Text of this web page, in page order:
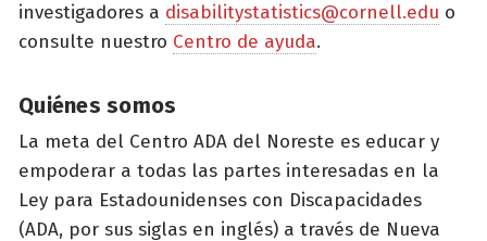
investigadores a disabilitystatistics@cornell.edu o
consulte nuestro Centro de ayuda.
Quiénes somos
La meta del Centro ADA del Noreste es educar y
empoderar a todas las partes interesadas en la
Ley para Estadounidenses con Discapacidades
(ADA, por sus siglas en inglés) a través de Nueva